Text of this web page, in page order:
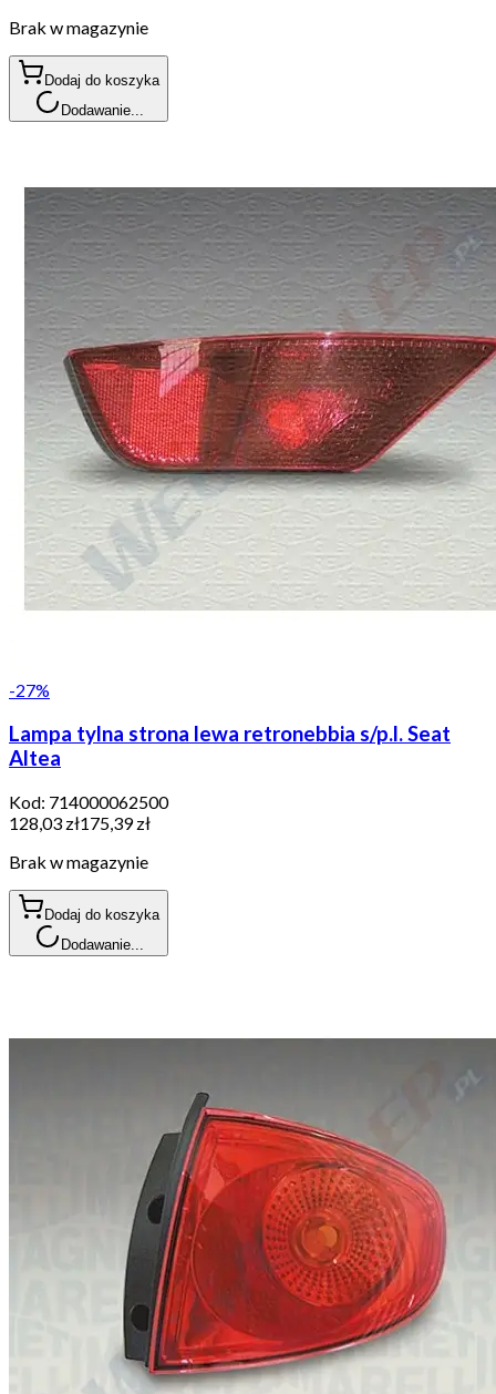
Brak w magazynie
Dodaj do koszyka
Dodawanie...
-27%
Lampa tylna strona lewa retronebbia s/p.l. Seat
Altea
Kod: 714000062500
128,03 zł175,39 zł
Brak w magazynie
Dodaj do koszyka
Dodawanie...